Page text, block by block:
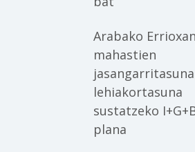
Arabako Errioxan
mahastien
lehiakortasuna
sustatzeko
plana